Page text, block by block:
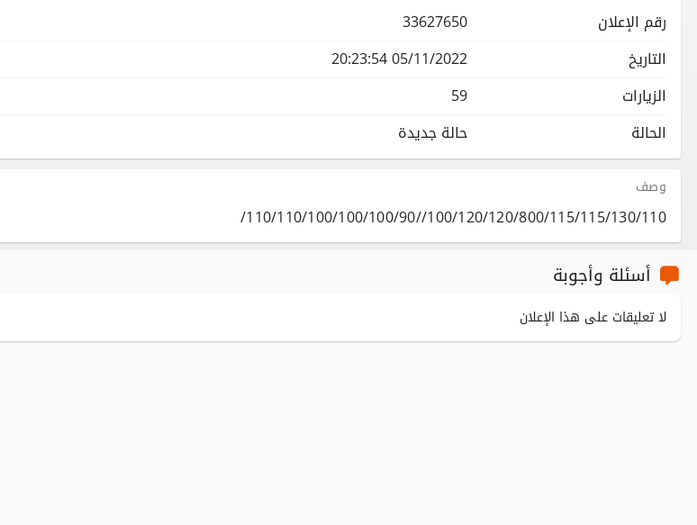
رقم الإعلان
33627650
التاريخ
05/11/2022 20:23:54
الزيارات
59
الحالة
حالة جديدة
وصف
100/120/120/800/115/115/130/110//110/110/100/100/100/90/
أسئلة وأجوبة
لا تعليقات على هذا الإعلان